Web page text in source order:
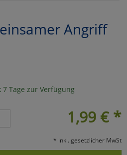
Angriff
Tage zur Verfügung
1,99 € *
* inkl. gesetzlicher MwSt
Akzeptieren
zurück
zu Haupptseite